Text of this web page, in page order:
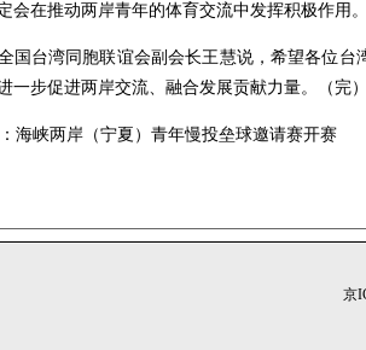
会在推动两岸青年的体育交流中发挥积极作用
台湾同胞联谊会副会长王慧说，希望各位台
一步促进两岸交流、融合发展贡献力量。（完）
海峡两岸（宁夏）青年慢投垒球邀请赛开赛
京